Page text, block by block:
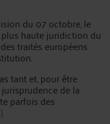
du 07 octobre, le
haute juridiction du
traités européens
tant et, pour être
de la
parfois des
.